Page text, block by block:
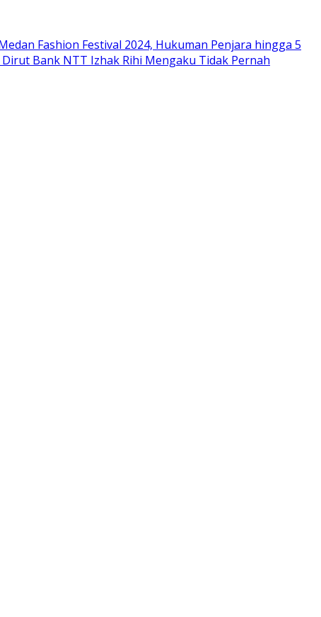
Fashion Festival 2024, Hukuman Penjara hingga 5
Bank NTT Izhak Rihi Mengaku Tidak Pernah